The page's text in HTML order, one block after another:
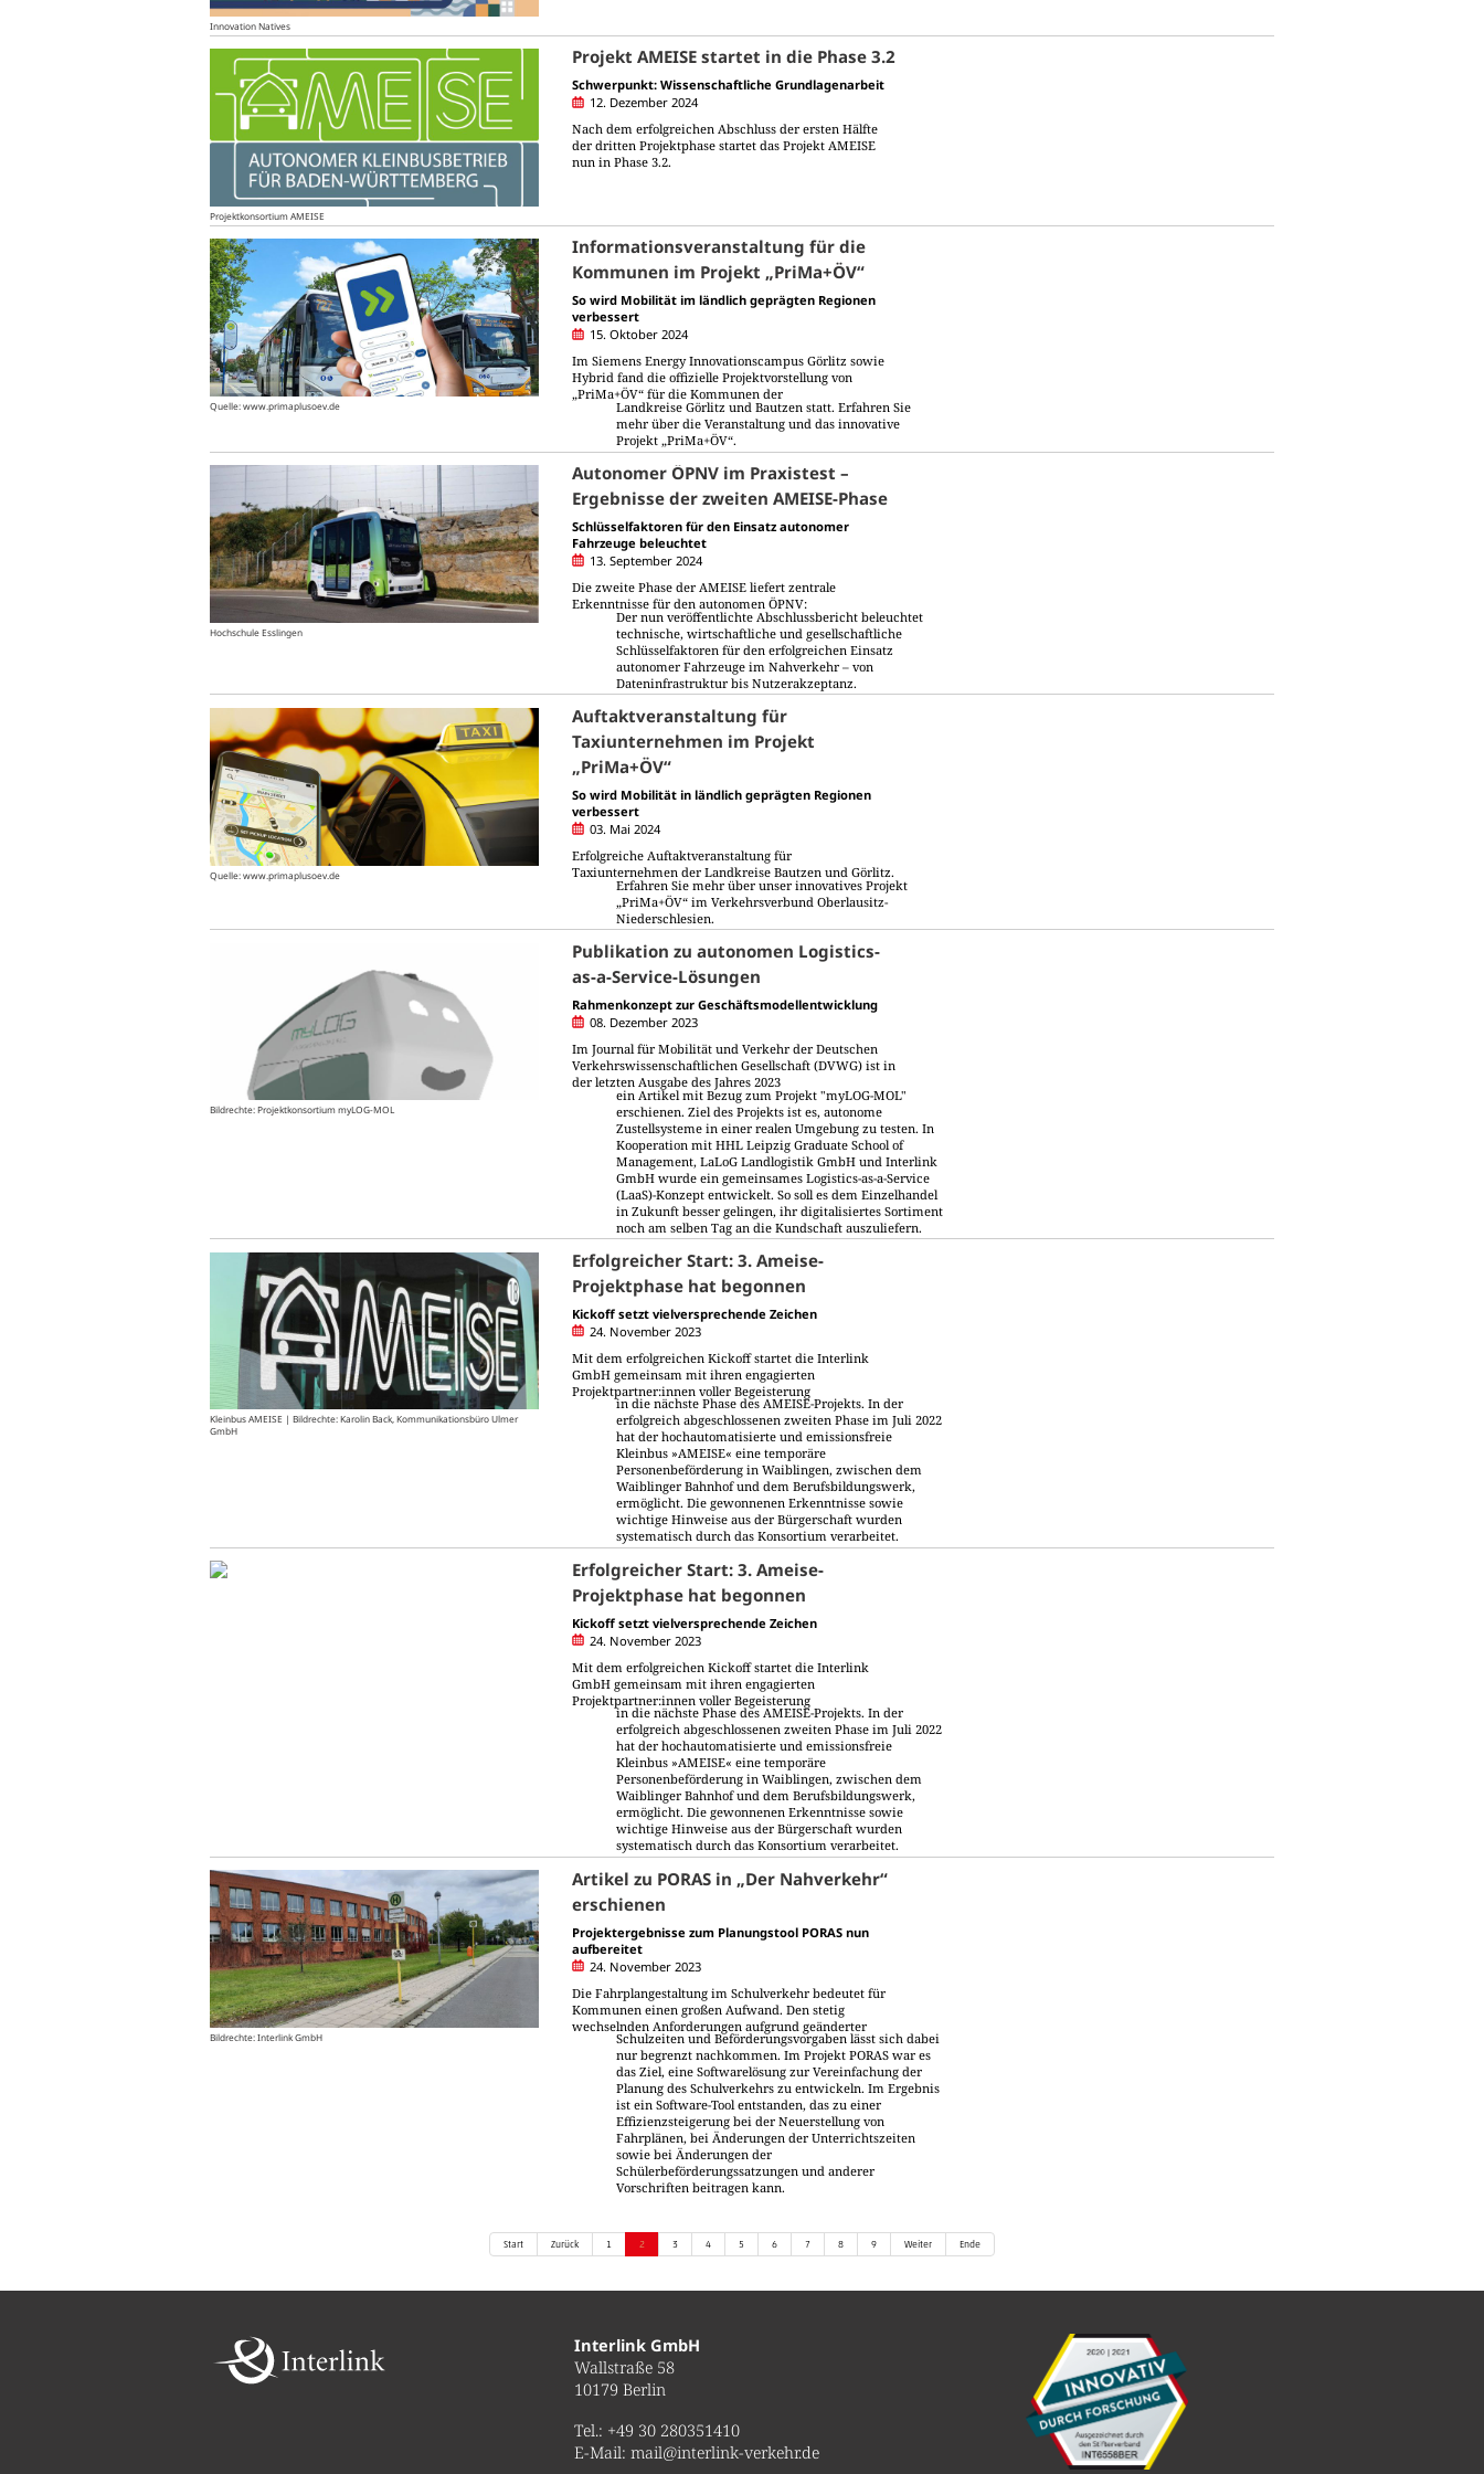
Innovation Natives
Projektkonsortium AMEISE
Projekt AMEISE startet in die Phase 3.2
12. Dezember 2024
Schwerpunkt: Wissenschaftliche Grundlagenarbeit
Nach dem erfolgreichen Abschluss der ersten Hälfte
der dritten Projektphase startet das Projekt AMEISE
nun in Phase 3.2.
Quelle: www.primaplusoev.de
Informationsveranstaltung für die
Kommunen im Projekt „PriMa+ÖV“
15. Oktober 2024
So wird Mobilität im ländlich geprägten Regionen
verbessert
Im Siemens Energy Innovationscampus Görlitz sowie
Hybrid fand die offizielle Projektvorstellung von
„PriMa+ÖV“ für die Kommunen der
Landkreise Görlitz und Bautzen statt. Erfahren Sie
mehr über die Veranstaltung und das innovative
Projekt „PriMa+ÖV“.
Hochschule Esslingen
Autonomer ÖPNV im Praxistest –
Ergebnisse der zweiten AMEISE-Phase
13. September 2024
Schlüsselfaktoren für den Einsatz autonomer
Fahrzeuge beleuchtet
Die zweite Phase der AMEISE liefert zentrale
Erkenntnisse für den autonomen ÖPNV:
Der nun veröffentlichte Abschlussbericht beleuchtet
technische, wirtschaftliche und gesellschaftliche
Schlüsselfaktoren für den erfolgreichen Einsatz
autonomer Fahrzeuge im Nahverkehr – von
Dateninfrastruktur bis Nutzerakzeptanz.
Quelle: www.primaplusoev.de
Auftaktveranstaltung für
Taxiunternehmen im Projekt
„PriMa+ÖV“
03. Mai 2024
So wird Mobilität in ländlich geprägten Regionen
verbessert
Erfolgreiche Auftaktveranstaltung für
Taxiunternehmen der Landkreise Bautzen und Görlitz.
Erfahren Sie mehr über unser innovatives Projekt
„PriMa+ÖV“ im Verkehrsverbund Oberlausitz-
Niederschlesien.
Bildrechte: Projektkonsortium myLOG-MOL
Publikation zu autonomen Logistics-
as-a-Service-Lösungen
08. Dezember 2023
Rahmenkonzept zur Geschäftsmodellentwicklung
Im Journal für Mobilität und Verkehr der Deutschen
Verkehrswissenschaftlichen Gesellschaft (DVWG) ist in
der letzten Ausgabe des Jahres 2023
ein Artikel mit Bezug zum Projekt "myLOG-MOL"
erschienen. Ziel des Projekts ist es, autonome
Zustellsysteme in einer realen Umgebung zu testen. In
Kooperation mit HHL Leipzig Graduate School of
Management, LaLoG Landlogistik GmbH und Interlink
GmbH wurde ein gemeinsames Logistics-as-a-Service
(LaaS)-Konzept entwickelt. So soll es dem Einzelhandel
in Zukunft besser gelingen, ihr digitalisiertes Sortiment
noch am selben Tag an die Kundschaft auszuliefern.
Kleinbus AMEISE | Bildrechte: Karolin Back, Kommunikationsbüro Ulmer
GmbH
Erfolgreicher Start: 3. Ameise-
Projektphase hat begonnen
24. November 2023
Kickoff setzt vielversprechende Zeichen
Mit dem erfolgreichen Kickoff startet die Interlink
GmbH gemeinsam mit ihren engagierten
Projektpartner:innen voller Begeisterung
in die nächste Phase des AMEISE-Projekts. In der
erfolgreich abgeschlossenen zweiten Phase im Juli 2022
hat der hochautomatisierte und emissionsfreie
Kleinbus »AMEISE« eine temporäre
Personenbeförderung in Waiblingen, zwischen dem
Waiblinger Bahnhof und dem Berufsbildungswerk,
ermöglicht. Die gewonnenen Erkenntnisse sowie
wichtige Hinweise aus der Bürgerschaft wurden
systematisch durch das Konsortium verarbeitet.
Erfolgreicher Start: 3. Ameise-
Projektphase hat begonnen
24. November 2023
Kickoff setzt vielversprechende Zeichen
Mit dem erfolgreichen Kickoff startet die Interlink
GmbH gemeinsam mit ihren engagierten
Projektpartner:innen voller Begeisterung
in die nächste Phase des AMEISE-Projekts. In der
erfolgreich abgeschlossenen zweiten Phase im Juli 2022
hat der hochautomatisierte und emissionsfreie
Kleinbus »AMEISE« eine temporäre
Personenbeförderung in Waiblingen, zwischen dem
Waiblinger Bahnhof und dem Berufsbildungswerk,
ermöglicht. Die gewonnenen Erkenntnisse sowie
wichtige Hinweise aus der Bürgerschaft wurden
systematisch durch das Konsortium verarbeitet.
Bildrechte: Interlink GmbH
Artikel zu PORAS in „Der Nahverkehr“
erschienen
24. November 2023
Projektergebnisse zum Planungstool PORAS nun
aufbereitet
Die Fahrplangestaltung im Schulverkehr bedeutet für
Kommunen einen großen Aufwand. Den stetig
wechselnden Anforderungen aufgrund geänderter
Schulzeiten und Beförderungsvorgaben lässt sich dabei
nur begrenzt nachkommen. Im Projekt PORAS war es
das Ziel, eine Softwarelösung zur Vereinfachung der
Planung des Schulverkehrs zu entwickeln. Im Ergebnis
ist ein Software-Tool entstanden, das zu einer
Effizienzsteigerung bei der Neuerstellung von
Fahrplänen, bei Änderungen der Unterrichtszeiten
sowie bei Änderungen der
Schülerbeförderungssatzungen und anderer
Vorschriften beitragen kann.
1 2 3 4 5 6 7 8 9
Interlink GmbH
Wallstraße 58
10179 Berlin
Tel.: +49 30 280351410
E-Mail:mail@interlink-verkehr.de